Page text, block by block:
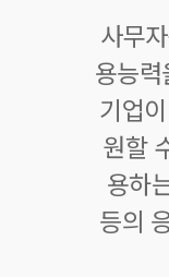
사무
용능
기업
원할
용하
등의